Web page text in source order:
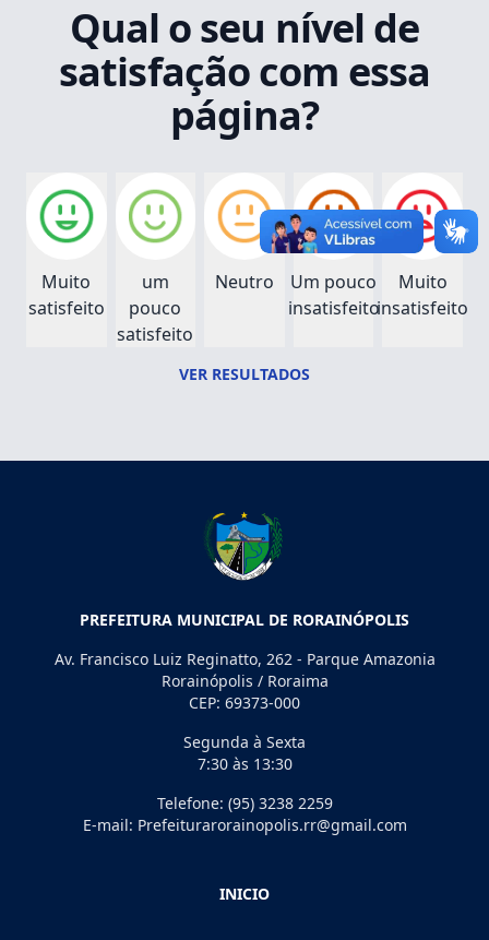
Qual o seu nível de
satisfação com essa
página?
Muito
satisfeito
um
pouco
satisfeito
Neutro
Um pouco
insatisfeito
Muito
insatisfeito
VER RESULTADOS
PREFEITURA MUNICIPAL DE RORAINÓPOLIS
Av. Francisco Luiz Reginatto, 262 - Parque Amazonia
Rorainópolis / Roraima
CEP: 69373-000
Segunda à Sexta
7:30 às 13:30
Telefone: (95) 3238 2259
E-mail: Prefeiturarorainopolis.rr@gmail.com
INICIO